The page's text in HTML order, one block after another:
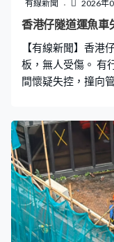
今近十年，與各被
月的刑期扣減。
有線新聞 2026年
香港仔隧道運魚
【有線新聞】香港
板，無人受傷。 有
間懷疑失控，撞向